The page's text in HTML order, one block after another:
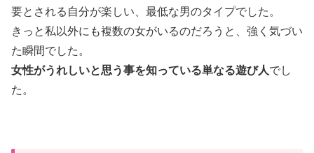
要とされる自分が楽しい、最低な男のタイプでした。
きっと私以外にも複数の女がいるのだろうと、強く気づい
た瞬間でした。
女性がうれしいと思う事を知っている単なる遊び人でし
た。